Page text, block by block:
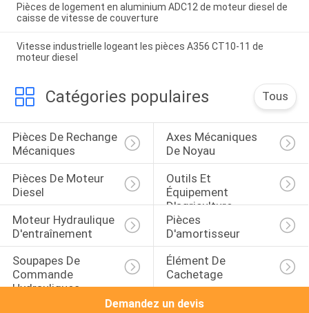
Pièces de logement en aluminium ADC12 de moteur diesel de
caisse de vitesse de couverture
Vitesse industrielle logeant les pièces A356 CT10-11 de
moteur diesel
Catégories populaires Tous
Pièces De Rechange
Mécaniques
Axes Mécaniques
De Noyau
Pièces De Moteur
Diesel
Outils Et
Équipement
D'agriculture
Moteur Hydraulique
D'entraînement
Pièces
D'amortisseur
Soupapes De
Commande
Hydrauliques
Élément De
Cachetage
Demandez un devis